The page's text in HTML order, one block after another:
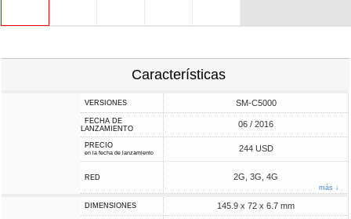
Características
VERSIONES SM-C5000
FECHA DE
LANZAMIENTO
06 / 2016
PRECIO
en la fecha de lanzamiento 244 USD
RED 2G, 3G, 4G
más ↓
DIMENSIONES 145.9 x 72 x 6.7 mm